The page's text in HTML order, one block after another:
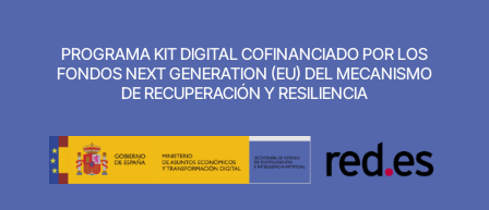
PROGRAMA KIT DIGITAL COFINANCIADO POR LOS
FONDOS NEXT GENERATION (EU) DEL MECANISMO
DE RECUPERACIÓN Y RESILIENCIA